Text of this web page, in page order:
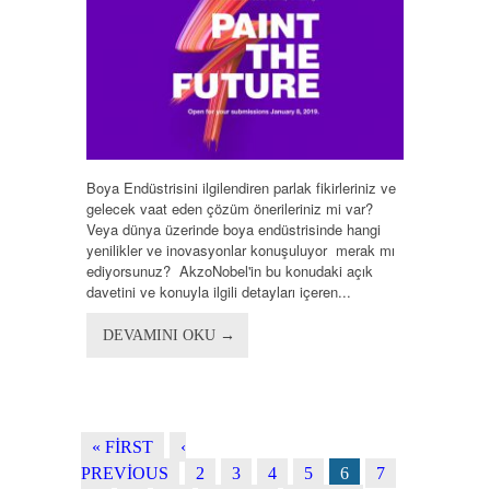
Boya Endüstrisini ilgilendiren parlak fikirleriniz ve
gelecek vaat eden çözüm önerileriniz mi var?
Veya dünya üzerinde boya endüstrisinde hangi
yenilikler ve inovasyonlar konuşuluyor merak mı
ediyorsunuz? AkzoNobel'in bu konudaki açık
davetini ve konuyla ilgili detayları içeren...
DEVAMINI OKU →
« FIRST
‹
PREVIOUS
2 3 4 5 6
7